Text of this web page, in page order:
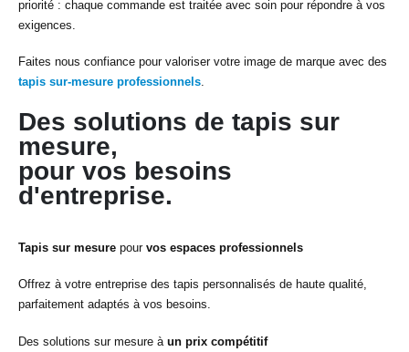
priorité : chaque commande est traitée avec soin pour répondre à vos
exigences.
Faites nous confiance pour valoriser votre image de marque avec des
tapis sur-mesure professionnels.
Des solutions de tapis sur
mesure,
pour vos besoins
d'entreprise.
Tapis sur mesure pourvos espaces professionnels
Offrez à votre entreprise des tapis personnalisés de haute qualité,
parfaitement adaptés à vos besoins.
Des solutions sur mesure à un prix compétitif